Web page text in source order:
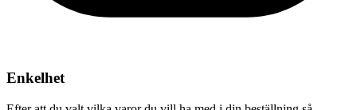
Enkelhet